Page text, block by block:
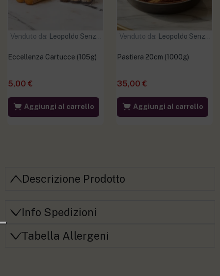
Venduto da: Leopoldo Senza Glutine
Eccellenza Cartucce (105g)
5,00 €
Aggiungi al carrello
Venduto da: Leopoldo Senza Glutine
Pastiera 20cm (1000g)
35,00 €
Aggiungi al carrello
Descrizione Prodotto
Info Spedizioni
Tabella Allergeni